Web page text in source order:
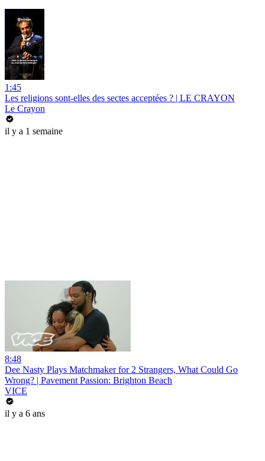
1:45
Les religions sont-elles des sectes acceptées ? | LE CRAYON
Le Crayon
il y a 1 semaine
8:48
Dee Nasty Plays Matchmaker for 2 Strangers, What Could Go
Wrong? | Pavement Passion: Brighton Beach
VICE
il y a 6 ans